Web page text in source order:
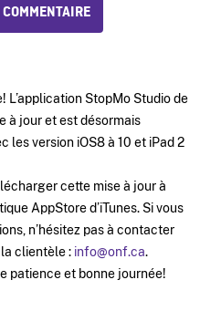
L’application StopMo Studio de
à jour et est désormais
les version iOS8 à 10 et iPad 2
cette mise à jour à
AppStore d’iTunes. Si vous
n’hésitez pas à contacter
clientèle : info@onf.ca.
patience et bonne journée!